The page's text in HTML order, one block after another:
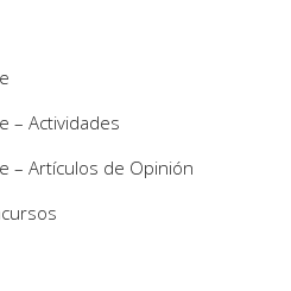
– Actividades
– Artículos de Opinión